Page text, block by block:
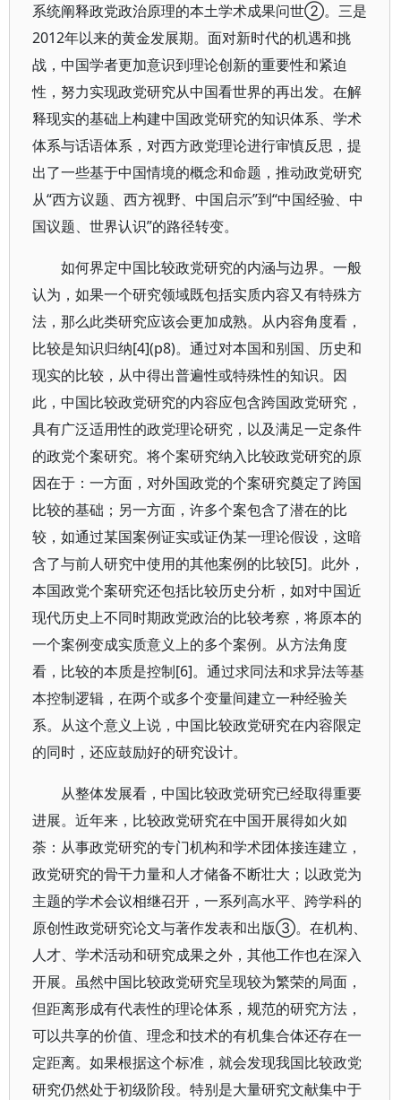
系统阐释政党政治原理的本土学术成果问世②。三是
2012年以来的黄金发展期。面对新时代的机遇和挑
战，中国学者更加意识到理论创新的重要性和紧迫
性，努力实现政党研究从中国看世界的再出发。在解
释现实的基础上构建中国政党研究的知识体系、学术
体系与话语体系，对西方政党理论进行审慎反思，提
出了一些基于中国情境的概念和命题，推动政党研究
从“西方议题、西方视野、中国启示”到“中国经验、中
国议题、世界认识”的路径转变。
如何界定中国比较政党研究的内涵与边界。一般
认为，如果一个研究领域既包括实质内容又有特殊方
法，那么此类研究应该会更加成熟。从内容角度看，
比较是知识归纳[4](p8)。通过对本国和别国、历史和
现实的比较，从中得出普遍性或特殊性的知识。因
此，中国比较政党研究的内容应包含跨国政党研究，
具有广泛适用性的政党理论研究，以及满足一定条件
的政党个案研究。将个案研究纳入比较政党研究的原
因在于：一方面，对外国政党的个案研究奠定了跨国
比较的基础；另一方面，许多个案包含了潜在的比
较，如通过某国案例证实或证伪某一理论假设，这暗
含了与前人研究中使用的其他案例的比较[5]。此外，
本国政党个案研究还包括比较历史分析，如对中国近
现代历史上不同时期政党政治的比较考察，将原本的
一个案例变成实质意义上的多个案例。从方法角度
看，比较的本质是控制[6]。通过求同法和求异法等基
本控制逻辑，在两个或多个变量间建立一种经验关
系。从这个意义上说，中国比较政党研究在内容限定
的同时，还应鼓励好的研究设计。
从整体发展看，中国比较政党研究已经取得重要
进展。近年来，比较政党研究在中国开展得如火如
荼：从事政党研究的专门机构和学术团体接连建立，
政党研究的骨干力量和人才储备不断壮大；以政党为
主题的学术会议相继召开，一系列高水平、跨学科的
原创性政党研究论文与著作发表和出版③。在机构、
人才、学术活动和研究成果之外，其他工作也在深入
开展。虽然中国比较政党研究呈现较为繁荣的局面，
但距离形成有代表性的理论体系，规范的研究方法，
可以共享的价值、理念和技术的有机集合体还存在一
定距离。如果根据这个标准，就会发现我国比较政党
研究仍然处于初级阶段。特别是大量研究文献集中于